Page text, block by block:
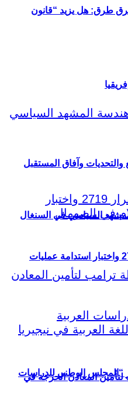
طرق: هل يزيد “قانون
السياسي في السنغال
المعادن الحرجة في
وآفاق المستقبل
متلازمة مقديشو: القرار 2719 واختبار استدامة عمليات
“المجلس الوطني للدراسات